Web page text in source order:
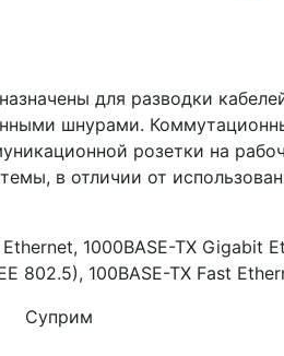
для разводки
шнурами.
розетки на
в отличии от
1000BASE-TX Gigabit
802.5), 100BASE-TX Fast
Суприм